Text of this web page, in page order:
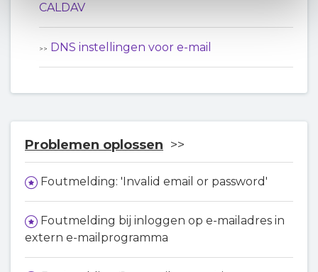
CALDAV
DNS instellingen voor e-mail
Problemen oplossen
Foutmelding: 'Invalid email or password'
Foutmelding bij inloggen op e-mailadres in
extern e-mailprogramma